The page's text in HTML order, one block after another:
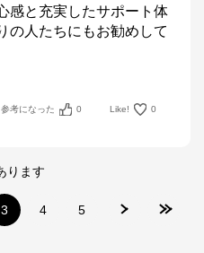
感と充実したサポート体
の人たちにもお勧めして
参考になった 0 Like! 0
ります
3 4 5
が開きます
公式]